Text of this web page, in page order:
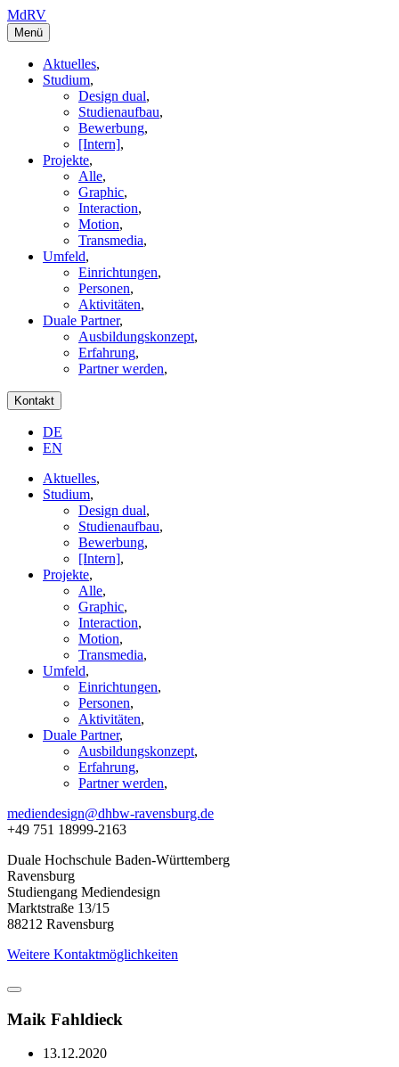
MdRV
Menü
Aktuelles,
Studium,
Design dual,
Studienaufbau,
Bewerbung,
[Intern],
Projekte,
Alle,
Graphic,
Interaction,
Motion,
Transmedia,
Umfeld,
Einrichtungen,
Personen,
Aktivitäten,
Duale Partner,
Ausbildungskonzept,
Erfahrung,
Partner werden,
Kontakt
DE
EN
Aktuelles,
Studium,
Design dual,
Studienaufbau,
Bewerbung,
[Intern],
Projekte,
Alle,
Graphic,
Interaction,
Motion,
Transmedia,
Umfeld,
Einrichtungen,
Personen,
Aktivitäten,
Duale Partner,
Ausbildungskonzept,
Erfahrung,
Partner werden,
mediendesign@dhbw-ravensburg.de
+49 751 18999-2163
Duale Hochschule Baden-Württemberg
Ravensburg
Studiengang Mediendesign
Marktstraße 13/15
88212 Ravensburg
Weitere Kontaktmöglichkeiten
Maik Fahldieck
13.12.2020